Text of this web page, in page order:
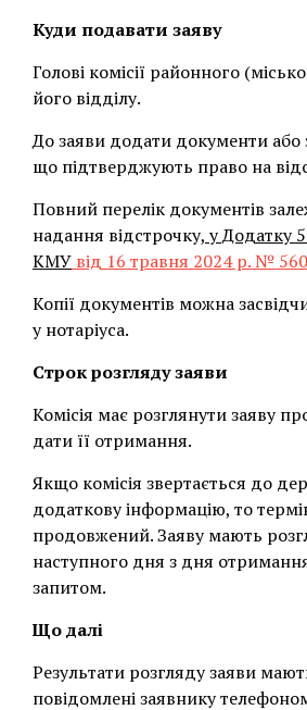
Куди подавати заяву
Голові комісії районного
його відділу.
До заяви додати документи або
що підтверджують право на
Повний перелік документів
надання відстрочку, у Додатку
КМУ від 16 травня 2024 р. № 560
Копії документів можна
у нотаріуса.
Строк розгляду заяви
Комісія має розглянути заяву
дати її отримання.
Якщо комісія звертається до
додаткову інформацію, то
продовжений. Заяву мають
наступного дня з дня
запитом.
Що далі
Результати розгляду заяви
повідомлені заявнику